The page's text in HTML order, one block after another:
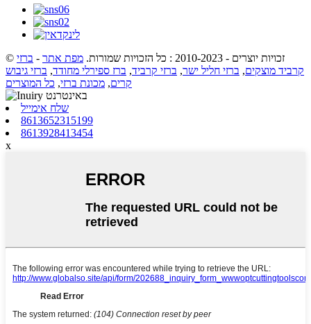
© זכויות יוצרים - 2010-2023 : כל הזכויות שמורות. מפת אתר - ברזי
קרביד מוצקים, ברזי חליל ישר, ברזי קרביד, ברז ספירלי מחודד, ברזי גיבוש
קרים, מכונת ברזי, כל המוצרים
שלח אימייל
8613652315199
8613928413454
x